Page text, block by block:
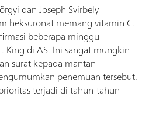
dan Joseph Svirbely
heksuronat memang vitamin C.
beberapa minggu
King di AS. Ini sangat mungkin
surat kepada mantan
penemuan tersebut.
terjadi di tahun-tahun